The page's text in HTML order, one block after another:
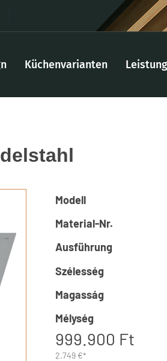
Küchenvarianten
Modell
Material-Nr.
Ausführung
Szélesség
Magasság
Mélység
999.900 Ft
2.749 €*